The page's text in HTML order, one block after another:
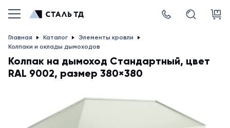
Главная Каталог
Элементы кровли
Колпаки и оклады дымоходов
Колпак на дымоход Стандартный, цвет
RAL 9002, размер 380×380